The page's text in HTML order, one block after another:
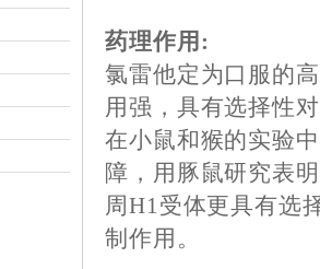
药理作用:
氯雷他定为口服的
用强，具有选择性
在小鼠和猴的实验
障，用豚鼠研究表
周H1受体更具有选
制作用。